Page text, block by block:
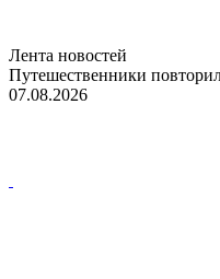
Лента новостей
Путешественники
07.08.2026